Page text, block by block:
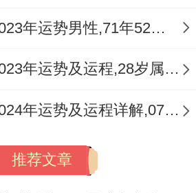
1971年属猪人2023年运势男性,71年52岁属猪男2023年每月运程怎么样
1995年属猪女2023年运势及运程,28岁属猪人2023全年每月运势女性如何
2007年属猪人2024年运势及运程详解,07年出生17岁肖猪人在2024全年每月运势完整版
推荐文章